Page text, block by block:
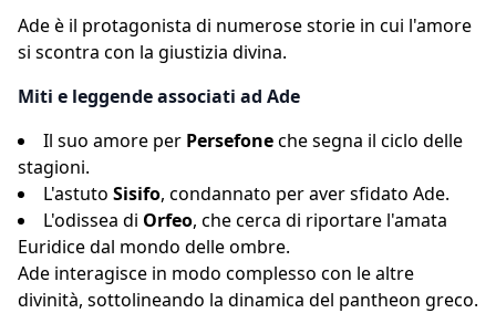
Ade è il protagonista di numerose storie in cui l'amore
si scontra con la giustizia divina.
Miti e leggende associati ad Ade
Il suo amore per Persefoneche segna il ciclo delle
stagioni.
L'astuto Sisifo, condannato per aver sfidato Ade.
L'odissea di Orfeo, che cerca di riportare l'amata
Euridice dal mondo delle ombre.
Ade interagisce in modo complesso con le altre
divinità, sottolineando la dinamica del pantheon greco.